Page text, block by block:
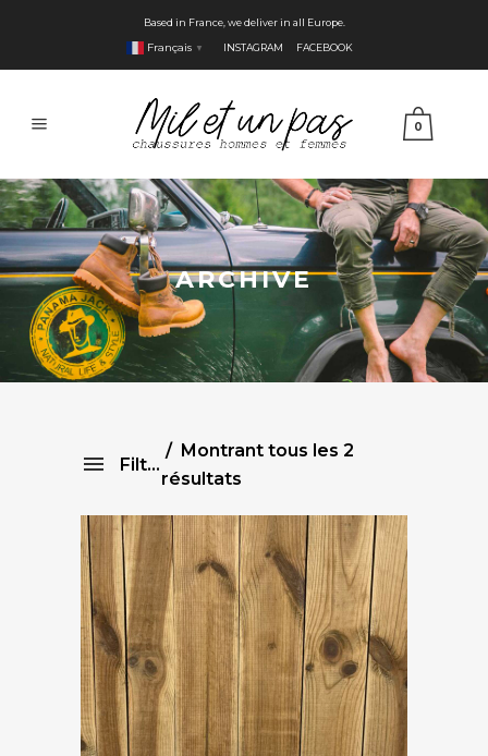
Based in France, we deliver in all Europe.
Français ▼ INSTAGRAM FACEBOOK
0
ARCHIVE
Filtre
Montrant tous les 2
résultats
46
Vider
Catégories
Marques